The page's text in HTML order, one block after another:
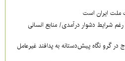
ملت ایران است
شرایط دشوار درآمدی/ منابع انسانی
گرو نگاه پیش‌دستانه به پدافند غیرعامل